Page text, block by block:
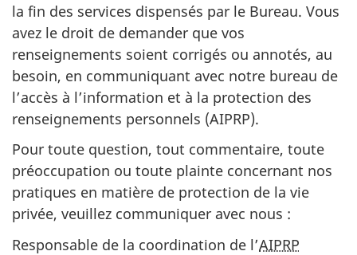
la fin des services dispensés par le Bureau. Vous
avez le droit de demander que vos
renseignements soient corrigés ou annotés, au
besoin, en communiquant avec notre bureau de
l’accès à l’information et à la protection des
renseignements personnels (AIPRP).
Pour toute question, tout commentaire, toute
préoccupation ou toute plainte concernant nos
pratiques en matière de protection de la vie
privée, veuillez communiquer avec nous :
Responsable de la coordination de l’AIPRP